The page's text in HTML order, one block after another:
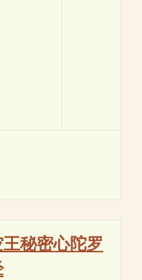
秘密心陀罗